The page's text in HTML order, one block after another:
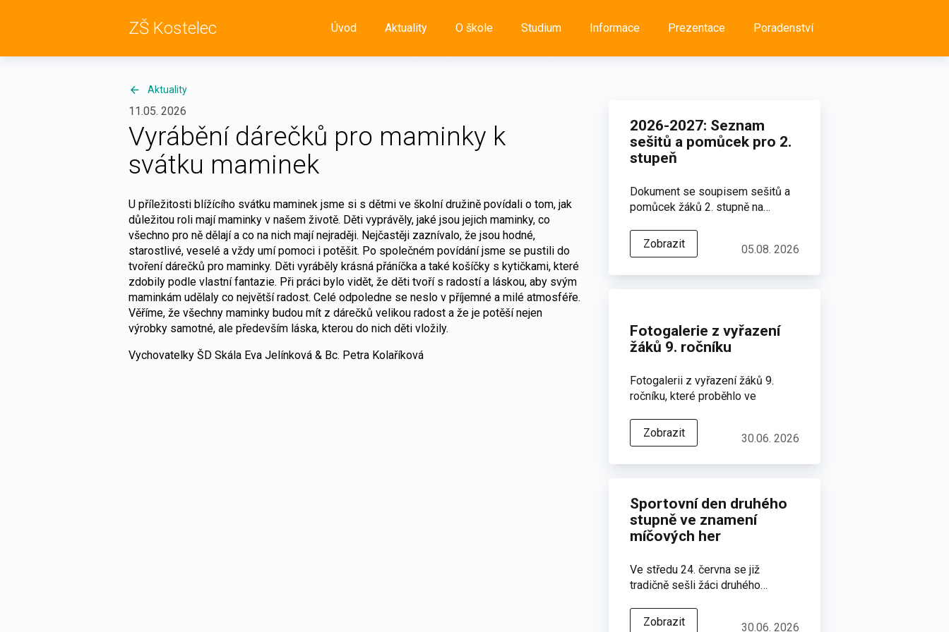
ZŠ Kostelec Úvod Aktuality O škole Studium Informace Prezentace Poradenství
Aktuality
11.05. 2026
Vyrábění dárečků pro maminky k
svátku maminek
U příležitosti blížícího svátku maminek jsme si s dětmi ve školní družině povídali o tom, jak
důležitou roli mají maminky v našem životě. Děti vyprávěly, jaké jsou jejich maminky, co
všechno pro ně dělají a co na nich mají nejraději. Nejčastěji zaznívalo, že jsou hodné,
starostlivé, veselé a vždy umí pomoci i potěšit. Po společném povídání jsme se pustili do
tvoření dárečků pro maminky. Děti vyráběly krásná přáníčka a také košíčky s kytičkami, které
zdobily podle vlastní fantazie. Při práci bylo vidět, že děti tvoří s radostí a láskou, aby svým
maminkám udělaly co největší radost. Celé odpoledne se neslo v příjemné a milé atmosféře.
Věříme, že všechny maminky budou mít z dárečků velikou radost a že je potěší nejen
výrobky samotné, ale především láska, kterou do nich děti vložily.
Vychovatelky ŠD Skála Eva Jelínková & Bc. Petra Kolaříková
2026-2027: Seznam
sešitů a pomůcek pro 2.
stupeň
Dokument se soupisem sešitů a
pomůcek žáků 2. stupně na…
Zobrazit 05.08. 2026
Fotogalerie z vyřazení
žáků 9. ročníku
Fotogalerii z vyřazení žáků 9.
ročníku, které proběhlo ve
Zobrazit
30.06. 2026
Sportovní den druhého
stupně ve znamení
míčových her
Ve středu 24. června se již
tradičně sešli žáci druhého…
Zobrazit 30.06. 2026